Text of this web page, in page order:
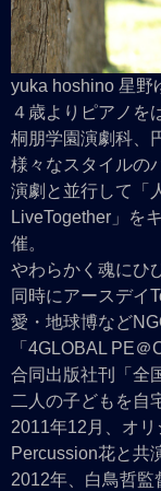
yuka hoshino 星野
４歳よりピアノを
桐朋学園演劇科、
様々なスタイルの
演劇と並行して「
LiveTogether」を
催。
やわらかく魂にひ
同時にアースデイ
愛・地球博など
「4GLOBAL PE＠
合同出版社刊「全
二人の子どもを自
2011年12月、オリ
Percussion花と共
2012年、白鳥哲